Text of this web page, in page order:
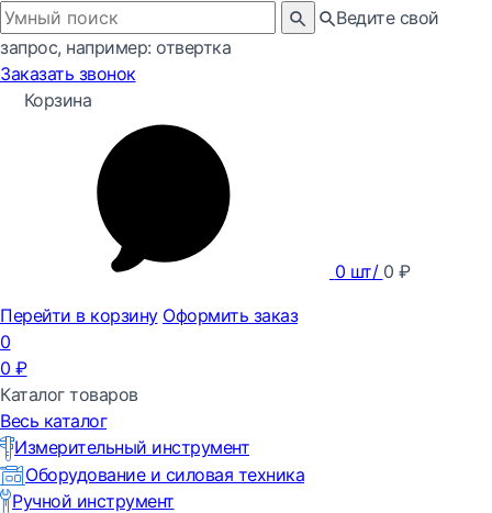
Ведите свой
запрос, например: отвертка
Заказать звонок
Корзина
0 шт/ 0 ₽
Перейти в корзину Оформить заказ
0
0 ₽
Каталог товаров
Весь каталог
Измерительный инструмент
Оборудование и силовая техника
Ручной инструмент